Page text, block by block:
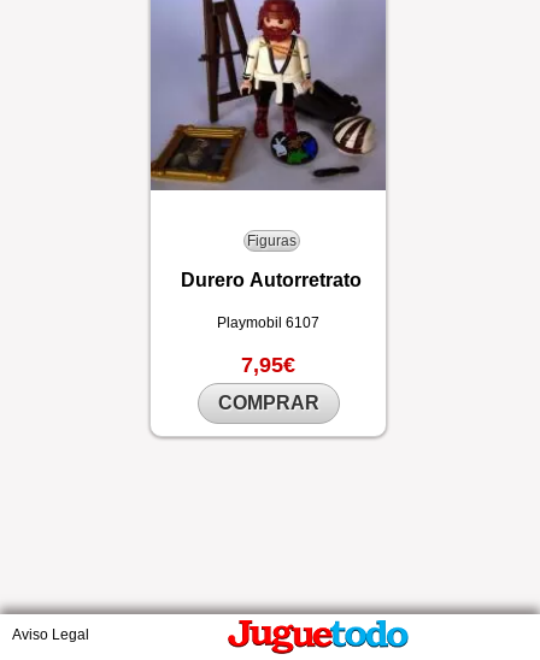
Figuras
Durero Autorretrato
Playmobil 6107
7,95€
COMPRAR
Aviso Legal